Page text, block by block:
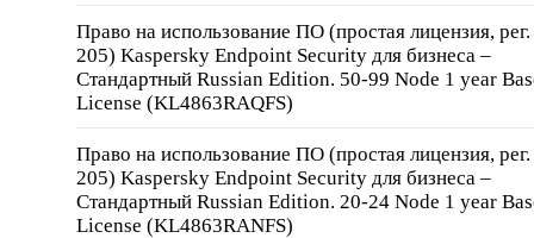
Право на использование ПО (простая лицензия,
205) Kaspersky Endpoint Security для бизнеса –
Стандартный Russian Edition. 50-99 Node 1 year
License (KL4863RAQFS)
Право на использование ПО (простая лицензия,
205) Kaspersky Endpoint Security для бизнеса –
Стандартный Russian Edition. 20-24 Node 1 year
License (KL4863RANFS)